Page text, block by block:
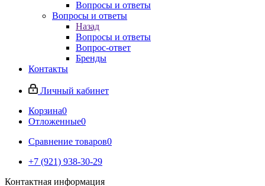
Вопросы и ответы
Вопросы и ответы
Назад
Вопросы и ответы
Вопрос-ответ
Бренды
Контакты
Личный кабинет
Корзина0
Отложенные0
Сравнение товаров0
+7 (921) 938-30-29
Контактная информация